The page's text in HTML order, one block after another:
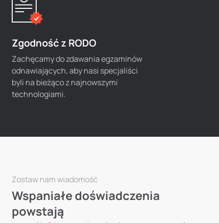
Zgodność z RODO
Zachęcamy do zdawania egzaminów
odnawiających, aby nasi specjaliści
byli na bieżąco z najnowszymi
technologiami.
Zostaw nam wiadomość
Wspaniałe doświadczenia
powstają